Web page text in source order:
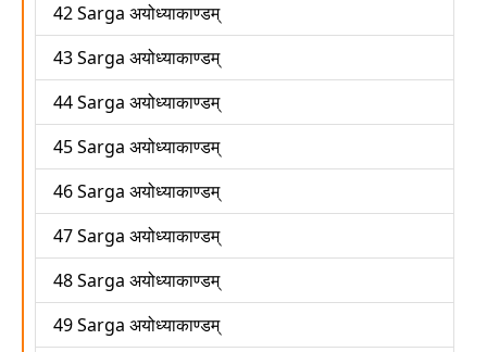
42 Sarga अयोध्याकाण्डम्
43 Sarga अयोध्याकाण्डम्
44 Sarga अयोध्याकाण्डम्
45 Sarga अयोध्याकाण्डम्
46 Sarga अयोध्याकाण्डम्
47 Sarga अयोध्याकाण्डम्
48 Sarga अयोध्याकाण्डम्
49 Sarga अयोध्याकाण्डम्